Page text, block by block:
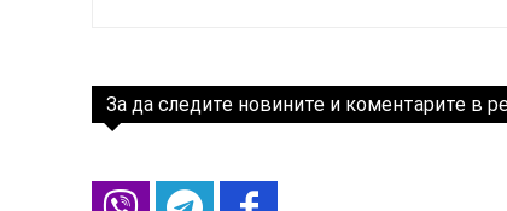
За да следите новините и коментарите в